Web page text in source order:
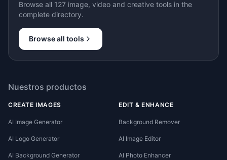
Browse all 127 image, video and creative tools in the
complete directory.
Browse all tools
Nuestros productos
CREATE IMAGES
AI Image Generator
AI Logo Generator
AI Background Generator
EDIT & ENHANCE
Background Remover
AI Image Editor
AI Photo Enhancer